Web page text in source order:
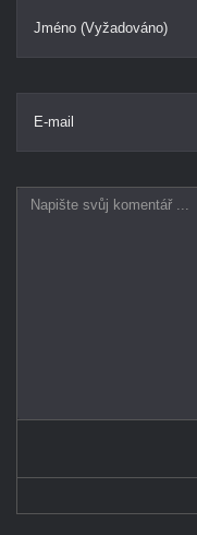
Jméno (Vyžadováno)
E-mail